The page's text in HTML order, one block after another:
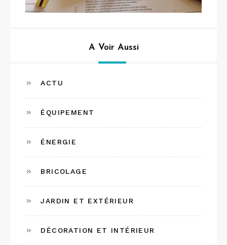
A Voir Aussi
ACTU
ÉQUIPEMENT
ÉNERGIE
BRICOLAGE
JARDIN ET EXTÉRIEUR
DÉCORATION ET INTÉRIEUR